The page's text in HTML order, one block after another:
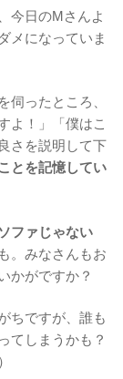
今日のMさんよ
メになっていま
伺ったところ、
よ！」「僕はこ
さを説明して下
とを記憶してい
ファじゃない
。みなさんもお
かがですか？
ちですが、誰も
てしまうかも？